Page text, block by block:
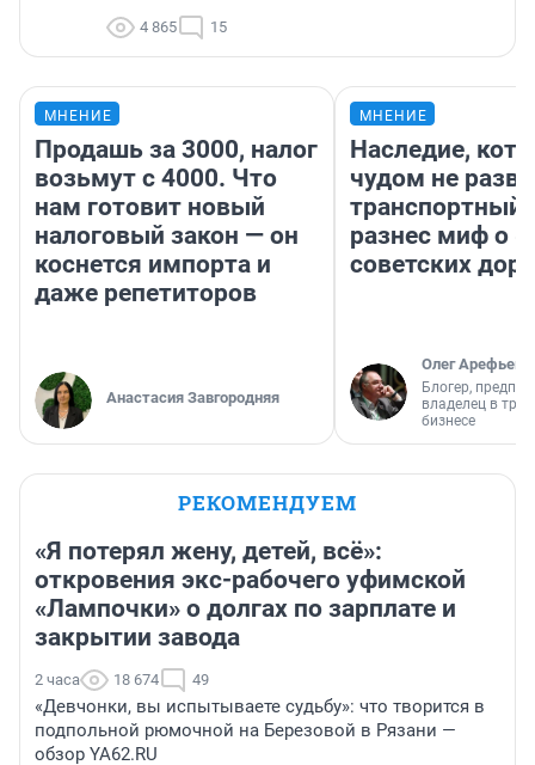
4 865 15
МНЕНИЕ
Продашь за 3000, налог
возьмут с 4000. Что
нам готовит новый
налоговый закон — он
коснется импорта и
даже репетиторов
Анастасия Завгородняя
МНЕНИЕ
Наследие,
чудом не
транспортный
разнес миф о
советских
Олег Арефьев
Блогер,
владелец в
бизнесе
РЕКОМЕНДУЕМ
«Я потерял жену, детей, всё»:
откровения экс-рабочего уфимской
«Лампочки» о долгах по зарплате и
закрытии завода
2 часа 18 674 49
«Девчонки, вы испытываете судьбу»: что творится в
подпольной рюмочной на Березовой в Рязани —
обзор YA62.RU